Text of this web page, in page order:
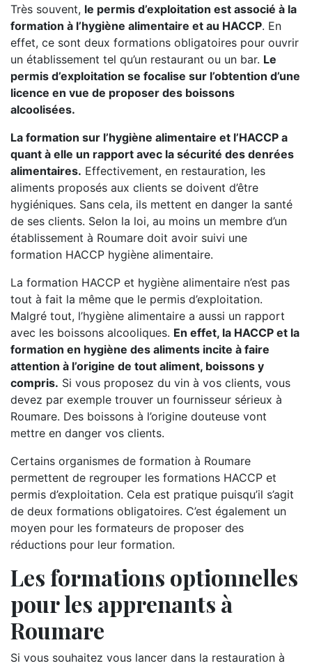
Très souvent, le permis d’exploitation est associé à la
formation à l’hygiène alimentaire et au HACCP. En
effet, ce sont deux formations obligatoires pour ouvrir
un établissement tel qu’un restaurant ou un bar. Le
permis d’exploitation se focalise sur l’obtention d’une
licence en vue de proposer des boissons
alcoolisées.
La formation sur l’hygiène alimentaire et l’HACCP a
quant à elle un rapport avec la sécurité des denrées
alimentaires. Effectivement, en restauration, les
aliments proposés aux clients se doivent d’être
hygiéniques. Sans cela, ils mettent en danger la santé
de ses clients. Selon la loi, au moins un membre d’un
établissement à Roumare doit avoir suivi une
formation HACCP hygiène alimentaire.
La formation HACCP et hygiène alimentaire n’est pas
tout à fait la même que le permis d’exploitation.
Malgré tout, l’hygiène alimentaire a aussi un rapport
avec les boissons alcooliques. En effet, la HACCP et la
formation en hygiène des aliments incite à faire
attention à l’origine de tout aliment, boissons y
compris. Si vous proposez du vin à vos clients, vous
devez par exemple trouver un fournisseur sérieux à
Roumare. Des boissons à l’origine douteuse vont
mettre en danger vos clients.
Certains organismes de formation à Roumare
permettent de regrouper les formations HACCP et
permis d’exploitation. Cela est pratique puisqu’il s’agit
de deux formations obligatoires. C’est également un
moyen pour les formateurs de proposer des
réductions pour leur formation.
Les formations optionnelles
pour les apprenants à
Roumare
Si vous souhaitez vous lancer dans la restauration à